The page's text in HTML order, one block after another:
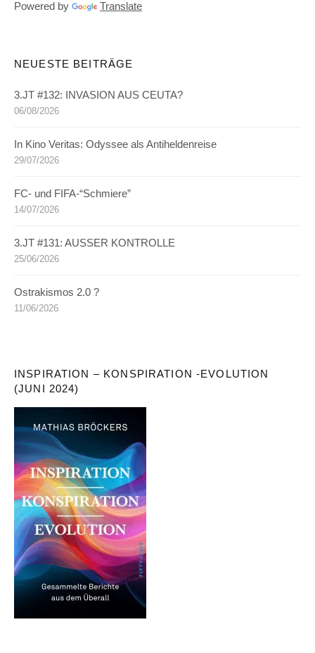
Powered by Translate
NEUESTE BEITRÄGE
3.JT #132: INVASION AUS CEUTA?
06/08/2026
In Kino Veritas: Odyssee als Antiheldenreise
29/07/2026
FC- und FIFA-“Schmiere”
14/07/2026
3.JT #131: AUSSER KONTROLLE
25/06/2026
Ostrakismos 2.0 ?
11/06/2026
INSPIRATION – KONSPIRATION -EVOLUTION
(JUNI 2024)